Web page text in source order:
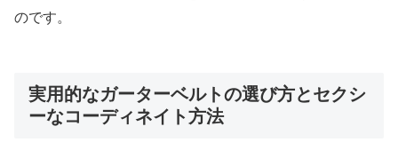
のです。
実用的なガーターベルトの選び方とセクシ
ーなコーディネイト方法